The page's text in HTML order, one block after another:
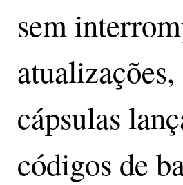
sem
cápsulas
códigos de